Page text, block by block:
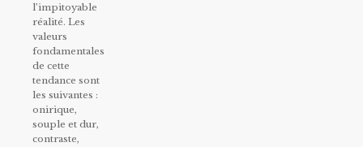
l’impitoyable
réalité. Les
valeurs
fondamentales
de cette
tendance sont
les suivantes :
onirique,
souple et dur,
contraste,